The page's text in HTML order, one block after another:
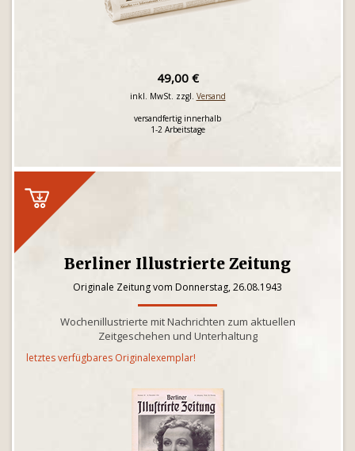
49,00 €
inkl. MwSt. zzgl. Versand
versandfertig innerhalb
1-2 Arbeitstage
Berliner Illustrierte Zeitung
Originale Zeitung vom Donnerstag, 26.08.1943
Wochenillustrierte mit Nachrichten zum aktuellen
Zeitgeschehen und Unterhaltung
letztes verfügbares Originalexemplar!